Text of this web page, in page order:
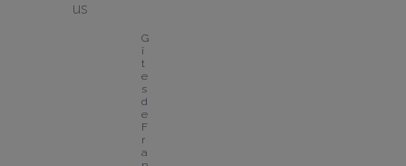
us
G
î
t
e
s
d
e
F
r
a